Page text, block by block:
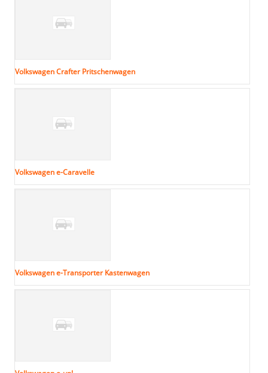
Volkswagen Crafter Pritschenwagen
Volkswagen e-Caravelle
Volkswagen e-Transporter Kastenwagen